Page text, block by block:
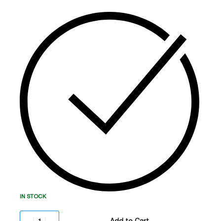
ცვალებადობისგან.იდეალურია
ვიდეოჩამწერების (DVR/NVR) და სამუშაო
სადგურების სტაბილური მუშაობისთვის.
IN STOCK